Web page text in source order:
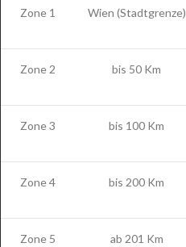
Zone 1 Wien (Stadtgrenze)
Zone 2 bis 50 Km
Zone 3 bis 100 Km
Zone 4 bis 200 Km
Zone 5 ab 201 Km